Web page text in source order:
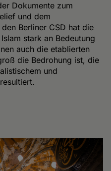
Dokumente zum
und dem
Berliner CSD hat die
stark an Bedeutung
auch die etablierten
die Bedrohung ist, die
und